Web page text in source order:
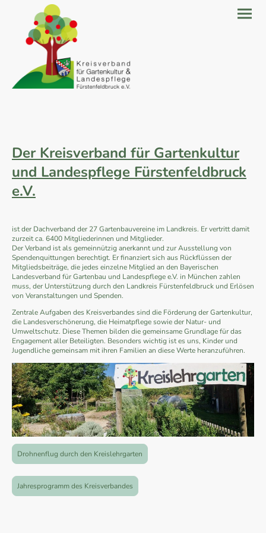
Der Kreisverband für Gartenkultur
und Landespflege Fürstenfeldbruck
e.V.
ist der Dachverband der 27 Gartenbauvereine im Landkreis. Er vertritt damit
zurzeit ca. 6400 Mitgliederinnen und Mitglieder.
Der Verband ist als gemeinnützig anerkannt und zur Ausstellung von
Spendenquittungen berechtigt. Er finanziert sich aus Rückflüssen der
Mitgliedsbeiträge, die jedes einzelne Mitglied an den Bayerischen
Landesverband für Gartenbau und Landespflege e.V. in München zahlen
muss, der Unterstützung durch den Landkreis Fürstenfeldbruck und Erlösen
von Veranstaltungen und Spenden.
Zentrale Aufgaben des Kreisverbandes sind die Förderung der Gartenkultur,
die Landesverschönerung, die Heimatpflege sowie der Natur- und
Umweltschutz. Diese Themen bilden die gemeinsame Grundlage für das
Engagement aller Beteiligten. Besonders wichtig ist es uns, Kinder und
Jugendliche gemeinsam mit ihren Familien an diese Werte heranzuführen.
Drohnenflug durch den Kreislehrgarten
Jahresprogramm des Kreisverbandes